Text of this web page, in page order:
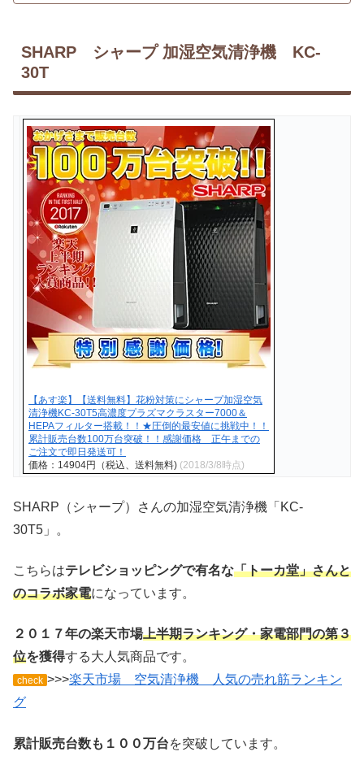
SHARP シャープ 加湿空気清浄機 KC-
30T
【あす楽】【送料無料】花粉対策にシャープ加湿空気
清浄機KC-30T5高濃度プラズマクラスター7000＆
HEPAフィルター搭載！！★圧倒的最安値に挑戦中！！
累計販売台数100万台突破！！感謝価格 正午までの
ご注文で即日発送可！
価格：14904円（税込、送料無料) (2018/3/8時点)
SHARP（シャープ）さんの加湿空気清浄機「KC-
30T5」。
こちらはテレビショッピングで有名な「トーカ堂」さんと
のコラボ家電になっています。
２０１７年の楽天市場上半期ランキング・家電部門の第３
位を獲得する大人気商品です。
check >>>楽天市場 空気清浄機 人気の売れ筋ランキン
グ
累計販売台数も１００万台を突破しています。